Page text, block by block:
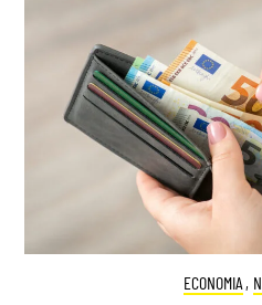
ECONOMIA ,